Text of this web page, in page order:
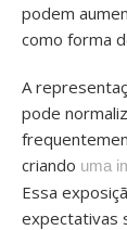
podem
como forma
A
pode
criando uma
Essa
expectativas